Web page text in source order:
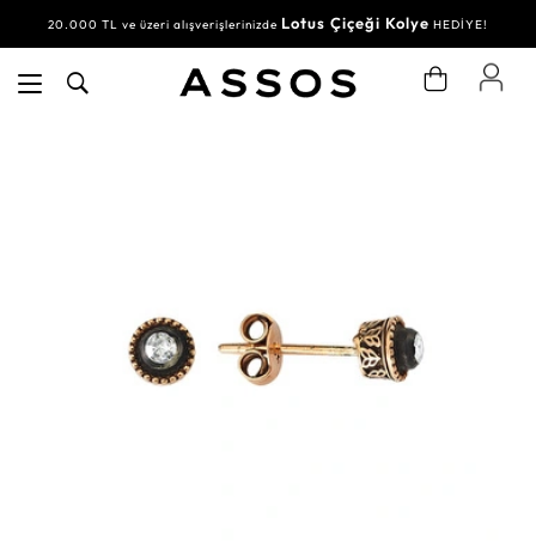
20.000 TL ve üzeri alışverişlerinizde Lotus Çiçeği Kolye HEDİYE!